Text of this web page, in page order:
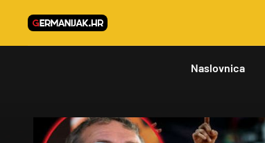
Naslovnica